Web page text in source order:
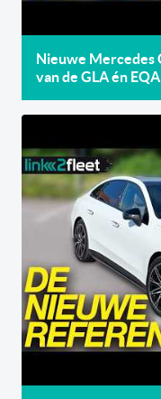
Nieuwe Mercedes
van de GLA én